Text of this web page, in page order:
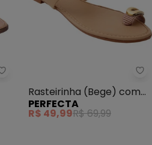
Perfecta - Rasteira (Bege)
Rasteirinha (Bege) com
Elástico
PERFECTA
R$ 49,99R$ 69,99